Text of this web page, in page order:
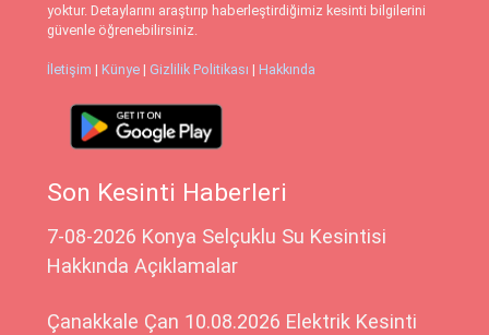
yoktur. Detaylarını araştırıp haberleştirdiğimiz kesinti bilgilerini
güvenle öğrenebilirsiniz.
İletişim | Künye | Gizlilik Politikası | Hakkında
Son Kesinti Haberleri
7-08-2026 Konya Selçuklu Su Kesintisi
Hakkında Açıklamalar
Çanakkale Çan 10.08.2026 Elektrik Kesinti